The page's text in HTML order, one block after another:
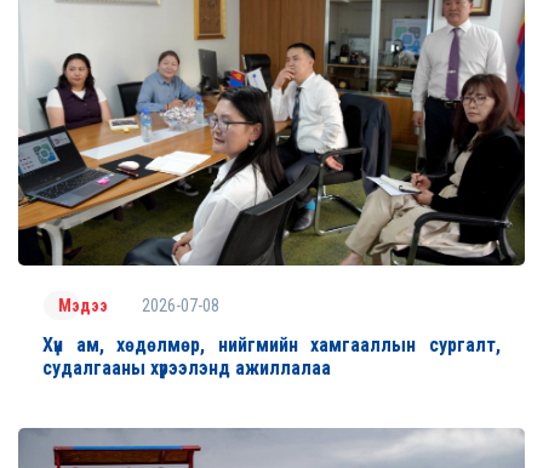
Мэдээ 2026-07-08
Хүн ам, хөдөлмөр, нийгмийн хамгааллын сургалт,
судалгааны хүрээлэнд ажиллалаа